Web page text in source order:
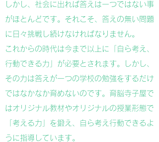
しかし、社会に出れば答えは一つではない事
がほとんどです。それこそ、答えの無い問題
に日々挑戦し続けなければなりません。
これからの時代は今まで以上に「自ら考え、
行動できる力」が必要とされます。しかし、
その力は答えが一つの学校の勉強をするだけ
ではなかなか育めないのです。 育脳寺子屋で
はオリジナル教材やオリジナルの授業形態で
「考える力」を鍛え、自ら考え行動できるよ
うに指導しています。